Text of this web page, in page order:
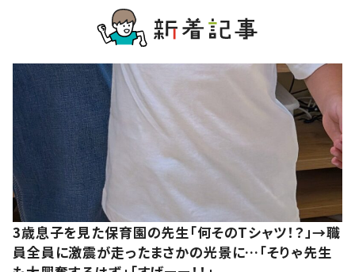
3歳息子を見た保育園の先生「何そのTシャツ！？」→職
員全員に激震が走ったまさかの光景に…「そりゃ先生